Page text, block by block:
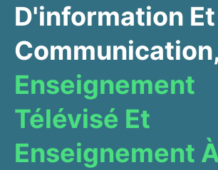
D'information Et
Communication,
Enseignement
Télévisé Et
Enseignement